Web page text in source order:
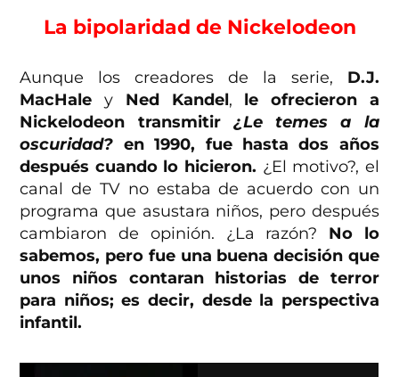
La bipolaridad de Nickelodeon
Aunque los creadores de la serie, D.J.
MacHale y Ned Kandel, le ofrecieron a
Nickelodeon transmitir ¿Le temes a la
oscuridad? en 1990, fue hasta dos años
después cuando lo hicieron. ¿El motivo?, el
canal de TV no estaba de acuerdo con un
programa que asustara niños, pero después
cambiaron de opinión. ¿La razón? No lo
sabemos, pero fue una buena decisión que
unos niños contaran historias de terror
para niños; es decir, desde la perspectiva
infantil.